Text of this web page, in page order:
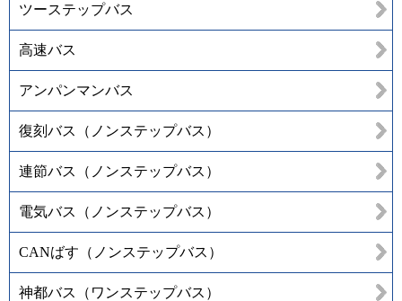
ツーステップバス
高速バス
アンパンマンバス
復刻バス（ノンステップバス）
連節バス（ノンステップバス）
電気バス（ノンステップバス）
CANばす（ノンステップバス）
神都バス（ワンステップバス）